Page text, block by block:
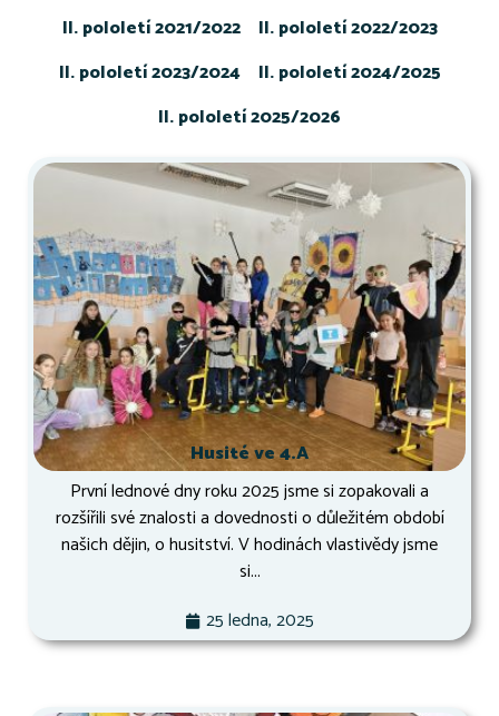
II. pololetí 2021/2022
II. pololetí 2022/2023
II. pololetí 2023/2024
II. pololetí 2024/2025
II. pololetí 2025/2026
Husité ve 4.A
První lednové dny roku 2025 jsme si zopakovali a
rozšířili své znalosti a dovednosti o důležitém období
našich dějin, o husitství. V hodinách vlastivědy jsme
si...
25 ledna, 2025